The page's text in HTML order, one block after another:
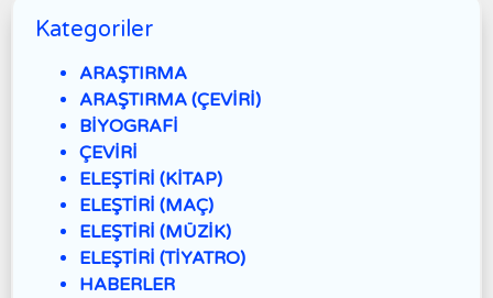
Kategoriler
ARAŞTIRMA
ARAŞTIRMA (ÇEVİRİ)
BİYOGRAFİ
ÇEVİRİ
ELEŞTİRİ (KİTAP)
ELEŞTİRİ (MAÇ)
ELEŞTİRİ (MÜZİK)
ELEŞTİRİ (TİYATRO)
HABERLER